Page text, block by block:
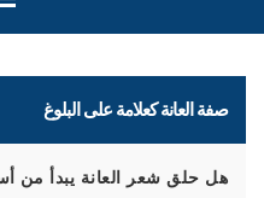
صفة العانة كعلامة على البلوغ
هل حلق شعر العانة يبدأ من